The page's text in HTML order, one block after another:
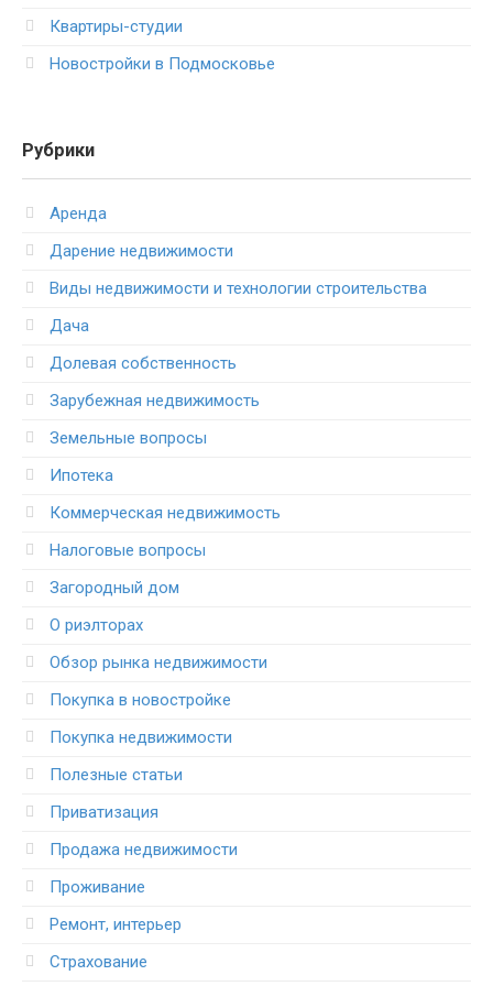
Квартиры-студии
Новостройки в Подмосковье
Рубрики
Аренда
Дарение недвижимости
Виды недвижимости и технологии строительства
Дача
Долевая собственность
Зарубежная недвижимость
Земельные вопросы
Ипотека
Коммерческая недвижимость
Налоговые вопросы
Загородный дом
О риэлторах
Обзор рынка недвижимости
Покупка в новостройке
Покупка недвижимости
Полезные статьи
Приватизация
Продажа недвижимости
Проживание
Ремонт, интерьер
Страхование